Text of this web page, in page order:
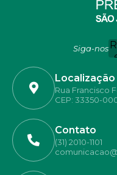
Siga-nos
Localização
Rua Francisco
CEP: 33350-
Contato
(31) 2010-1101